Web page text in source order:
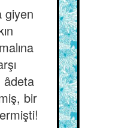
giyen
âdeta
bir